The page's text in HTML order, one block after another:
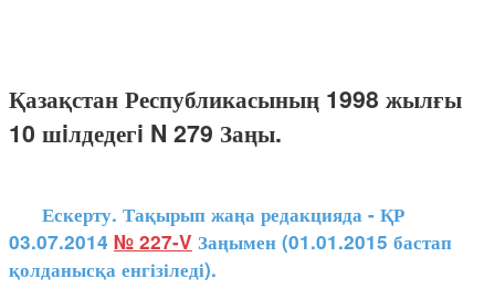
Қазақстан Республикасының 1998 жылғы
10 шiлдедегi N 279 Заңы.
Ескерту. Тақырып жаңа редакцияда - ҚР
03.07.2014 № 227-V Заңымен (01.01.2015 бастап
қолданысқа енгізіледі).